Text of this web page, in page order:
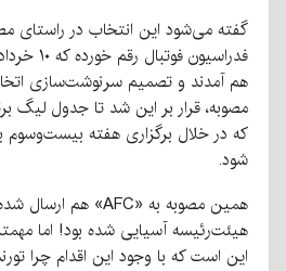
گفته می‌شود این انتخاب در راستای
فدراسیون
هم آمدند و تصمیم سرنوشت‌سازی
مصوبه، قرار بر این شد تا جدول لیگ
که در خلال برگزاری هفته بیست‌وسوم
شود.
هیئت‌رئیسه آسیایی شده بود! اما
این است که با وجود این اقدام چرا